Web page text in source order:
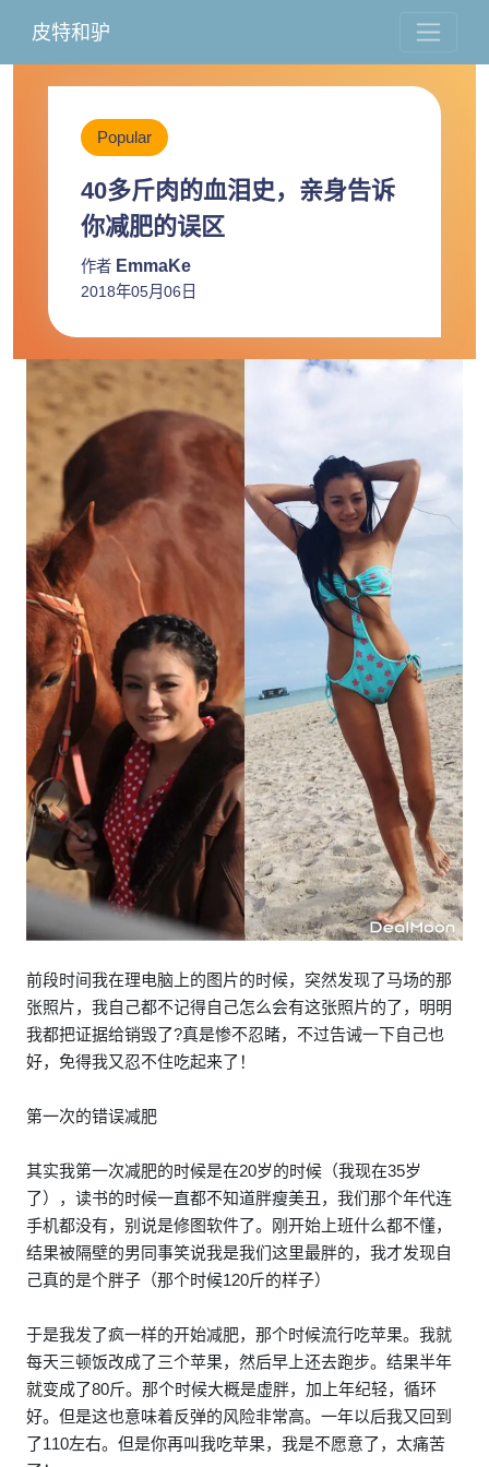
皮特和驴
Popular
40多斤肉的血泪史，亲身告诉
你减肥的误区
作者 EmmaKe
2018年05月06日
前段时间我在理电脑上的图片的时候，突然发现了马场的那
张照片，我自己都不记得自己怎么会有这张照片的了，明明
我都把证据给销毁了?真是惨不忍睹，不过告诫一下自己也
好，免得我又忍不住吃起来了！
第一次的错误减肥
其实我第一次减肥的时候是在20岁的时候（我现在35岁
了），读书的时候一直都不知道胖瘦美丑，我们那个年代连
手机都没有，别说是修图软件了。刚开始上班什么都不懂，
结果被隔壁的男同事笑说我是我们这里最胖的，我才发现自
己真的是个胖子（那个时候120斤的样子）
于是我发了疯一样的开始减肥，那个时候流行吃苹果。我就
每天三顿饭改成了三个苹果，然后早上还去跑步。结果半年
就变成了80斤。那个时候大概是虚胖，加上年纪轻，循环
好。但是这也意味着反弹的风险非常高。一年以后我又回到
了110左右。但是你再叫我吃苹果，我是不愿意了，太痛苦